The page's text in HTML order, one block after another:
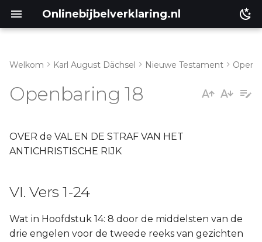
Onlinebijbelverklaring.nl
Genesis
Éxodus
Numeri
Ruth
Welkom Karl August Dächsel Nieuwe Testament
Openbaring 18
OVER de VAL EN DE STRAF VAN HET
ANTICHRISTISCHE RIJK
VI. Vers 1-24
Wat in Hoofdstuk 14: 8 door de middelsten van de
drie engelen voor de tweede reeks van gezichten